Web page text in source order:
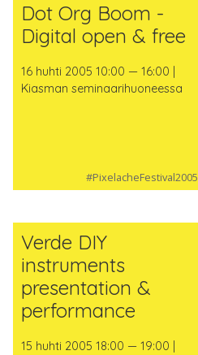
Dot Org Boom -
Digital open & free
16 huhti 2005 10:00 — 16:00 |
Kiasman seminaarihuoneessa
#PixelacheFestival2005
Verde DIY
instruments
presentation &
performance
15 huhti 2005 18:00 — 19:00 |